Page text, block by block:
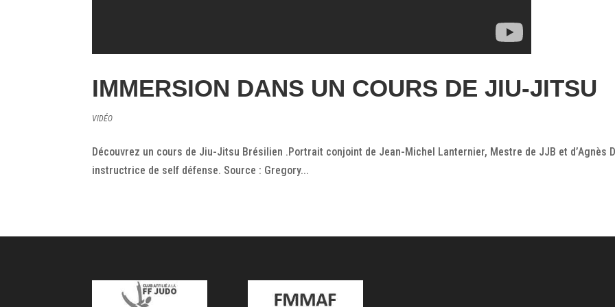
IMMERSION DANS UN COURS DE JIU-JITSU
VIDÉO
Découvrez un cours de Jiu-Jitsu Brésilien .Portrait conjoint de Jean-Michel Lanternier, Mestre de JJB et d’Agnès
instructrice de self défense. Source : Gregory...